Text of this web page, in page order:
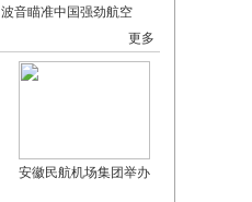
波音瞄准中国强劲航空
更多
安徽民航机场集团举办